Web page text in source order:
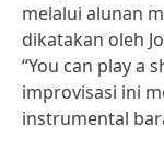
melalui alunan
dikatakan oleh
“You can play a
improvisasi ini
instrumental